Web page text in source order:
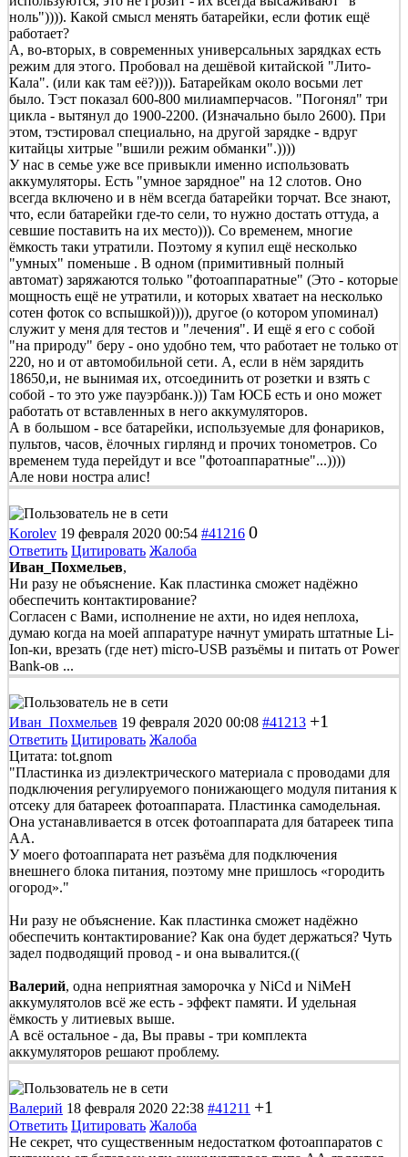
ноль")))). Какой смысл менять батарейки, если фотик ещё
работает?
А, во-вторых, в современных универсальных зарядках есть
режим для этого. Пробовал на дешёвой китайской "Лито-
Кала". (или как там её?)))). Батарейкам около восьми лет
было. Тэст показал 600-800 милиамперчасов. "Погонял" три
цикла - вытянул до 1900-2200. (Изначально было 2600). При
этом, тэстировал специально, на другой зарядке - вдруг
китайцы хитрые "вшили режим обманки".))))
У нас в семье уже все привыкли именно использовать
аккумуляторы. Есть "умное зарядное" на 12 слотов. Оно
всегда включено и в нём всегда батарейки торчат. Все знают,
что, если батарейки где-то сели, то нужно достать оттуда, а
севшие поставить на их место))). Со временем, многие
ёмкость таки утратили. Поэтому я купил ещё несколько
"умных" поменьше . В одном (примитивный полный
автомат) заряжаются только "фотоаппаратные" (Это - которые
мощность ещё не утратили, и которых хватает на несколько
сотен фоток со вспышкой)))), другое (о котором упоминал)
служит у меня для тестов и "лечения". И ещё я его с собой
"на природу" беру - оно удобно тем, что работает не только от
220, но и от автомобильной сети. А, если в нём зарядить
18650,и, не вынимая их, отсоединить от розетки и взять с
собой - то это уже пауэрбанк.))) Там ЮСБ есть и оно может
работать от вставленных в него аккумуляторов.
А в большом - все батарейки, используемые для фонариков,
пультов, часов, ёлочных гирлянд и прочих тонометров. Со
временем туда перейдут и все "фотоаппаратные"...))))
Але нови ностра алис!
Korolev 19 февраля 2020 00:54 #41216 0
Ответить Цитировать Жалоба
Иван_Похмельев,
Ни разу не объяснение. Как пластинка сможет надёжно
обеспечить контактирование?
Согласен с Вами, исполнение не ахти, но идея неплоха,
думаю когда на моей аппаратуре начнут умирать штатные Li-
Ion-ки, врезать (где нет) miсro-USB разъёмы и питать от Power
Bank-ов ...
Иван_Похмельев 19 февраля 2020 00:08 #41213 +1
Ответить Цитировать Жалоба
Цитата: tot.gnom
"Пластинка из диэлектрического материала с проводами для
подключения регулируемого понижающего модуля питания к
отсеку для батареек фотоаппарата. Пластинка самодельная.
Она устанавливается в отсек фотоаппарата для батареек типа
АА.
У моего фотоаппарата нет разъёма для подключения
внешнего блока питания, поэтому мне пришлось «городить
огород»."
Ни разу не объяснение. Как пластинка сможет надёжно
обеспечить контактирование? Как она будет держаться? Чуть
задел подводящий провод - и она вывалится.((
Валерий, одна неприятная заморочка у NiCd и NiMeH
аккумулятолов всё же есть - эффект памяти. И удельная
ёмкость у литиевых выше.
А всё остальное - да, Вы правы - три комплекта
аккумуляторов решают проблему.
Валерий 18 февраля 2020 22:38 #41211 +1
Ответить Цитировать Жалоба
Не секрет, что существенным недостатком фотоаппаратов с